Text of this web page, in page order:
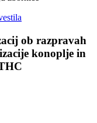
ob razpravah
konoplje in